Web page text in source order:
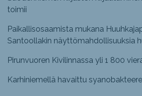
toimii
Paikallisosaamista mukana
Santoollakin näyttömahdollisuuksia
Pirunvuoren Kivilinnassa yli 1 800
Karhiniemellä havaittu